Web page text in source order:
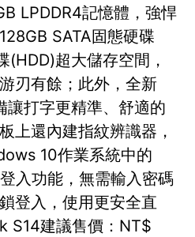
LPDDR4記憶體，強悍
SATA固態硬碟
(HDD)超大儲存空間，
刃有餘；此外，全新
打字更精準、舒適的
上還內建指紋辨識器，
10作業系統中的
入功能，無需輸入密碼
登入，使用更安全直
S14建議售價：NT$